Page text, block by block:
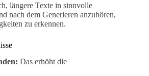
längere Texte in sinnvolle
nach dem Generieren anzuhören,
zu erkennen.
Das erhöht die